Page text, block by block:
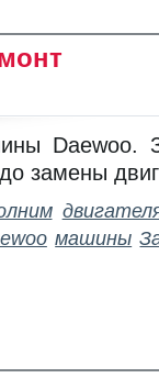
Daewoo.
замены
машины